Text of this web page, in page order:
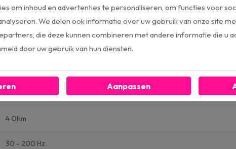
Actieve subwoofer
12 Inch
450W
150W
4 Ohm
30 - 200 Hz
om inhoud en advertenties te personaliseren, om functies voor
We delen ook informatie over uw gebruik van onze site
die deze kunnen combineren met andere informatie die u
door uw gebruik van hun diensten.
Aanpassen